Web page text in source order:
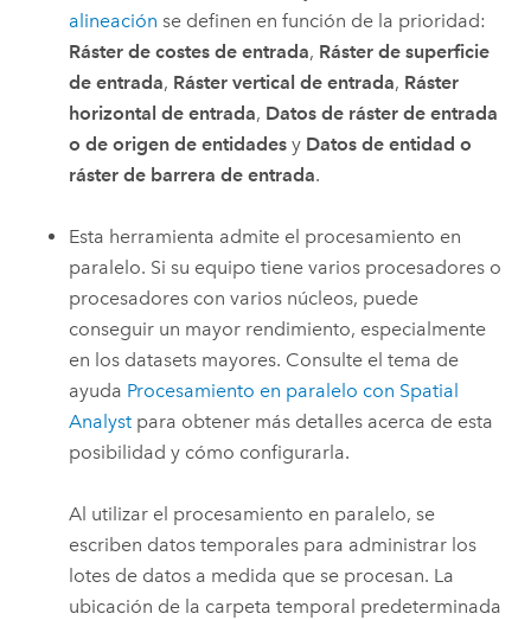
alineación se definen en función de la prioridad:
Ráster de costes de entrada, Ráster de superficie
de entrada, Ráster vertical de entrada, Ráster
horizontal de entrada, Datos de ráster de entrada
o de origen de entidades y Datos de entidad o
ráster de barrera de entrada.
Esta herramienta admite el procesamiento en
paralelo. Si su equipo tiene varios procesadores o
procesadores con varios núcleos, puede
conseguir un mayor rendimiento, especialmente
en los datasets mayores. Consulte el tema de
ayuda Procesamiento en paralelo con Spatial
Analyst para obtener más detalles acerca de esta
posibilidad y cómo configurarla.
Al utilizar el procesamiento en paralelo, se
escriben datos temporales para administrar los
lotes de datos a medida que se procesan. La
ubicación de la carpeta temporal predeterminada